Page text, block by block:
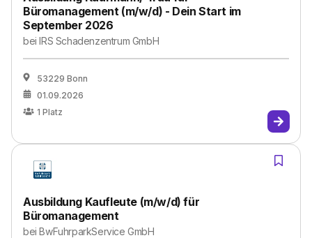
Büromanagement (m/w/d) - Dein Start im
September 2026
beiIRS Schadenzentrum GmbH
53229 Bonn
01.09.2026
1 Platz
Ausbildung Kaufleute (m/w/d) für
Büromanagement
beiBwFuhrparkService GmbH